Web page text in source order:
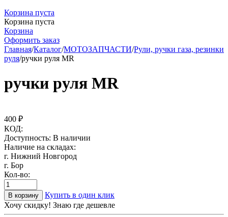
Корзина пуста
Корзина пуста
Корзина
Оформить заказ
Главная/Каталог/МОТОЗАПЧАСТИ/Рули, ручки газа, резинки
руля/ручки руля MR
ручки руля MR
400 ₽
КОД:
Доступность: В наличии
Наличие на складах:
г. Нижний Новгород
г. Бор
Кол-во:
В корзину
Купить в один клик
Хочу скидку! Знаю где дешевле